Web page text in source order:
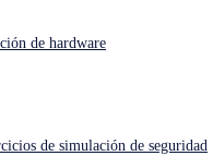
ayuda ahora mismo
de hardware
de simulación de seguridad